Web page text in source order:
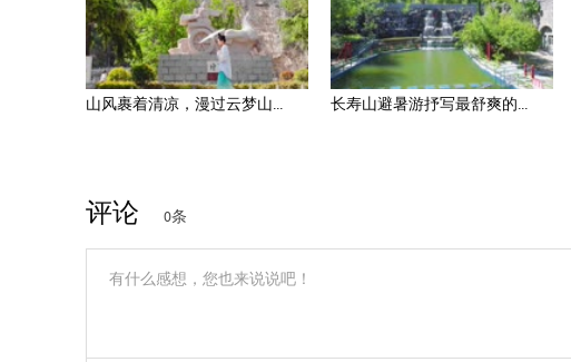
山风裹着清凉，漫过云梦山... 长寿山避暑游抒写最舒爽的...
评论 0条